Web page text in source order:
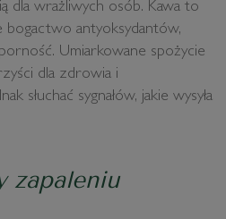
dla wrażliwych osób. Kawa to
bogactwo antyoksydantów,
Umiarkowane spożycie
dla zdrowia i
słuchać sygnałów, jakie wysyła
zapaleniu